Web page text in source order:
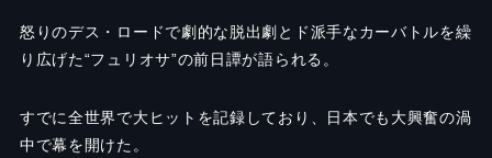
怒りのデス・ロードで劇的な脱出劇とド派手なカーバトルを繰
り広げた“フュリオサ”の前日譚が語られる。
すでに全世界で大ヒットを記録しており、日本でも大興奮の渦
中で幕を開けた。